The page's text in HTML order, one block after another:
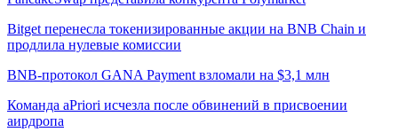
Bitget перенесла токенизированные акции на BNB Chain и
продлила нулевые комиссии
BNB-протокол GANA Payment взломали на $3,1 млн
Команда aPriori исчезла после обвинений в присвоении
аирдропа